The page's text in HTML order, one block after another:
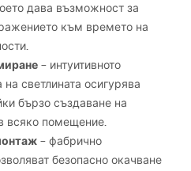
дава възможност за
към времето на
– интуитивното
на светлината осигурява
бързо създаване на
всяко помещение.
– фабрично
безопасно окачване